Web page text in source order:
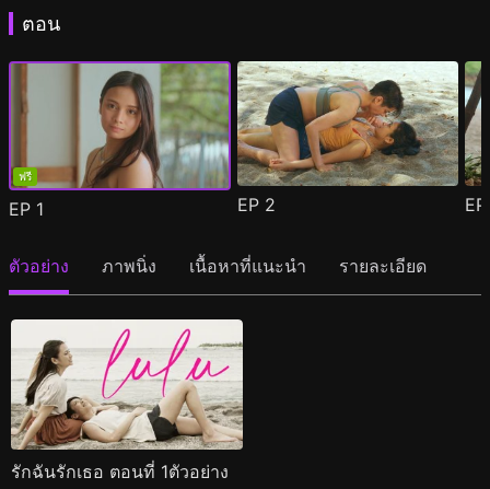
ตอน
ฟรี
EP 1 EP 2
ตัวอย่าง ภาพนิ่ง เนื้อหาที่แนะนำ รายละเอียด
รักฉันรักเธอ ตอนที่ 1ตัวอย่าง